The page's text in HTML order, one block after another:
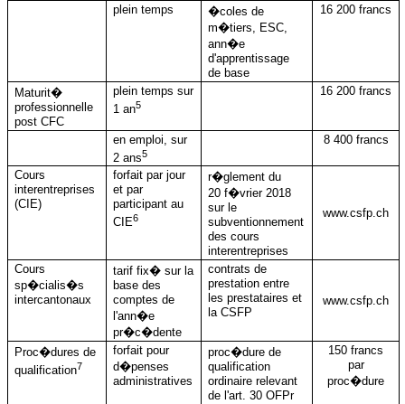
plein temps
�coles de
m�tiers, ESC,
ann�e
d'apprentissage
de base
16 200 francs
Maturit�
professionnelle
post CFC
plein temps sur
1 an5
16 200 francs
en emploi, sur
2 ans5
8 400 francs
Cours
interentreprises
(CIE)
forfait par jour
et par
participant au
CIE6
r�glement du
20 f�vrier 2018
sur le
subventionnement
des cours
interentreprises
www.csfp.ch
Cours
sp�cialis�s
intercantonaux
tarif fix� sur la
base des
comptes de
l'ann�e
pr�c�dente
contrats de
prestation entre
les prestataires et
la CSFP
www.csfp.ch
Proc�dures de
qualification7
forfait pour
d�penses
administratives
proc�dure de
qualification
ordinaire relevant
de l'art. 30 OFPr
150 francs
par
proc�dure